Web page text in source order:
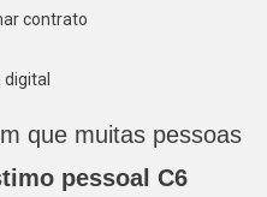
contrato
que muitas pessoas
pessoal C6